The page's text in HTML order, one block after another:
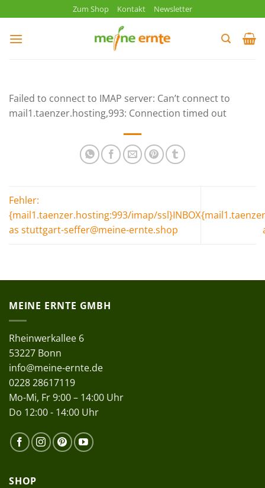
Inhalt
springen
Zum Shop Kontakt Newsletter
Failed to connect to IMAP server: Can’t connect to
mail1.taenzer.hosting,993: Connection timed out
Fehler:
{mail1.taenzer.hosting:993/imap/ssl}INBOX
as stuttgart-seffer@meine-ernte.shop
MEINE ERNTE GMBH
Rheinwerkallee 6
53227 Bonn
info@meine-ernte.de
0228 28617119
Mo-Mi, Fr 9:00 – 14:00 Uhr
Do 12:00 - 14:00 Uhr
SHOP